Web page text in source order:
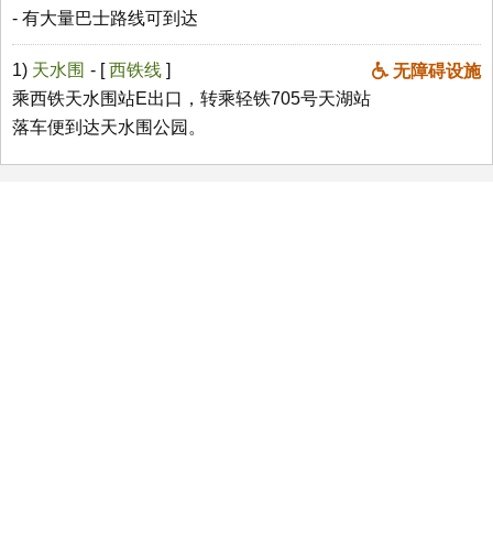
- 有大量巴士路线可到达
1) 天水围 无障碍设施
- [西铁线 ]
乘西铁天水围站E出口，转乘轻铁705号天湖站
落车便到达天水围公园。